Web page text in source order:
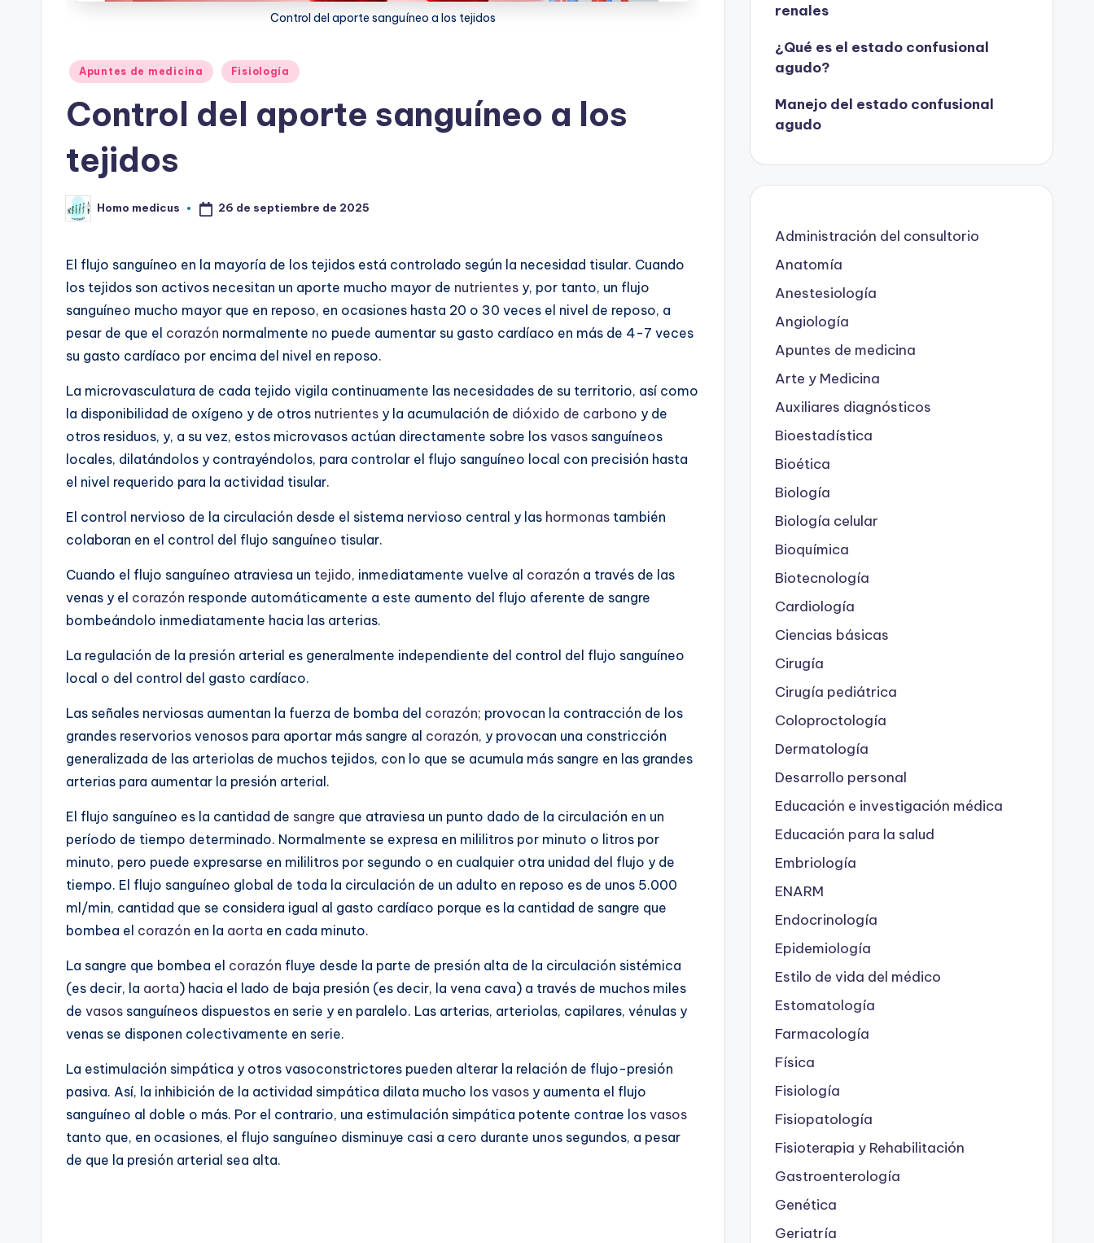
Control del aporte sanguíneo a los tejidos
Publicado
Apuntes de medicina Fisiología
Control del aporte sanguíneo a los
tejidos
Publicado
por
Homo medicus 26 de septiembre de 2025
El flujo sanguíneo en la mayoría de los tejidos está controlado según la necesidad tisular. Cuando
los tejidos son activos necesitan un aporte mucho mayor de nutrientes y, por tanto, un flujo
sanguíneo mucho mayor que en reposo, en ocasiones hasta 20 o 30 veces el nivel de reposo, a
pesar de que el corazón normalmente no puede aumentar su gasto cardíaco en más de 4-7 veces
su gasto cardíaco por encima del nivel en reposo.
La microvasculatura de cada tejido vigila continuamente las necesidades de su territorio, así como
la disponibilidad de oxígeno y de otros nutrientes y la acumulación de dióxido de carbono y de
otros residuos, y, a su vez, estos microvasos actúan directamente sobre los vasos sanguíneos
locales, dilatándolos y contrayéndolos, para controlar el flujo sanguíneo local con precisión hasta
el nivel requerido para la actividad tisular.
El control nervioso de la circulación desde el sistema nervioso central y las hormonas también
colaboran en el control del flujo sanguíneo tisular.
Cuando el flujo sanguíneo atraviesa un tejido, inmediatamente vuelve al corazón a través de las
venas y el corazón responde automáticamente a este aumento del flujo aferente de sangre
bombeándolo inmediatamente hacia las arterias.
La regulación de la presión arterial es generalmente independiente del control del flujo sanguíneo
local o del control del gasto cardíaco.
Las señales nerviosas aumentan la fuerza de bomba del corazón; provocan la contracción de los
grandes reservorios venosos para aportar más sangre al corazón, y provocan una constricción
generalizada de las arteriolas de muchos tejidos, con lo que se acumula más sangre en las grandes
arterias para aumentar la presión arterial.
El flujo sanguíneo es la cantidad de sangre que atraviesa un punto dado de la circulación en un
período de tiempo determinado. Normalmente se expresa en mililitros por minuto o litros por
minuto, pero puede expresarse en mililitros por segundo o en cualquier otra unidad del flujo y de
tiempo. El flujo sanguíneo global de toda la circulación de un adulto en reposo es de unos 5.000
ml/min, cantidad que se considera igual al gasto cardíaco porque es la cantidad de sangre que
bombea el corazón en la aorta en cada minuto.
La sangre que bombea el corazón fluye desde la parte de presión alta de la circulación sistémica
(es decir, la aorta) hacia el lado de baja presión (es decir, la vena cava) a través de muchos miles
de vasos sanguíneos dispuestos en serie y en paralelo. Las arterias, arteriolas, capilares, vénulas y
venas se disponen colectivamente en serie.
La estimulación simpática y otros vasoconstrictores pueden alterar la relación de flujo-presión
pasiva. Así, la inhibición de la actividad simpática dilata mucho los vasos y aumenta el flujo
sanguíneo al doble o más. Por el contrario, una estimulación simpática potente contrae los vasos
tanto que, en ocasiones, el flujo sanguíneo disminuye casi a cero durante unos segundos, a pesar
de que la presión arterial sea alta.
renales
¿Qué es el estado confusional
agudo?
Manejo del estado confusional
agudo
Administración del consultorio
Anatomía
Anestesiología
Angiología
Apuntes de medicina
Arte y Medicina
Auxiliares diagnósticos
Bioestadística
Bioética
Biología
Biología celular
Bioquímica
Biotecnología
Cardiología
Ciencias básicas
Cirugía
Cirugía pediátrica
Coloproctología
Dermatología
Desarrollo personal
Educación e investigación médica
Educación para la salud
Embriología
ENARM
Endocrinología
Epidemiología
Estilo de vida del médico
Estomatología
Farmacología
Física
Fisiología
Fisiopatología
Fisioterapia y Rehabilitación
Gastroenterología
Genética
Geriatría